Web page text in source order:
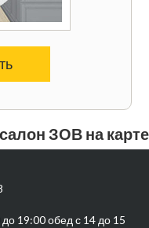
ЗОВ на карте
19:00 обед с 14 до 15